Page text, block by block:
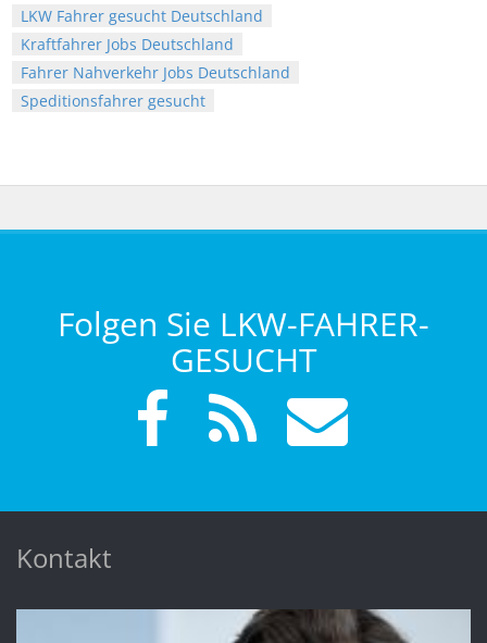
LKW Fahrer gesucht Deutschland
Kraftfahrer Jobs Deutschland
Fahrer Nahverkehr Jobs Deutschland
Speditionsfahrer gesucht
Folgen Sie LKW-FAHRER-
GESUCHT
Kontakt